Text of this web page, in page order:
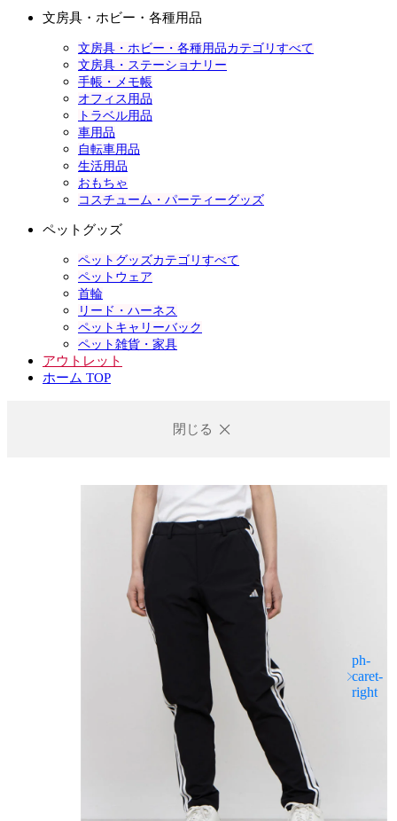
文房具・ホビー・各種用品
文房具・ホビー・各種用品カテゴリすべて
文房具・ステーショナリー
手帳・メモ帳
オフィス用品
トラベル用品
車用品
自転車用品
生活用品
おもちゃ
コスチューム・パーティーグッズ
ペットグッズ
ペットグッズカテゴリすべて
ペットウェア
首輪
リード・ハーネス
ペットキャリーバック
ペット雑貨・家具
アウトレット
ホーム TOP
閉じる